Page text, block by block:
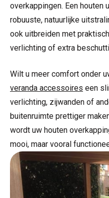
overkappingen. Een
robuuste, natuurlijke
ook uitbreiden met
verlichting of extra
Wilt u meer comfort onder
veranda accessoires een
verlichting, zijwanden of
buitenruimte prettiger
wordt uw houten
mooi, maar vooral